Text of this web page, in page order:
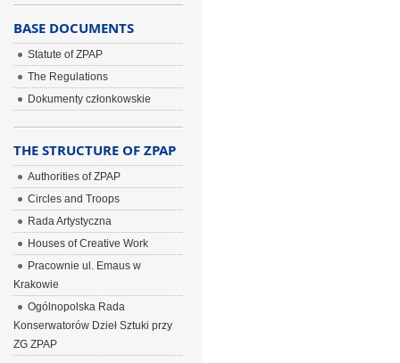
BASE DOCUMENTS
Statute of ZPAP
The Regulations
Dokumenty członkowskie
THE STRUCTURE OF ZPAP
Authorities of ZPAP
Circles and Troops
Rada Artystyczna
Houses of Creative Work
Pracownie ul. Emaus w
Krakowie
Ogólnopolska Rada
Konserwatorów Dzieł Sztuki przy
ZG ZPAP